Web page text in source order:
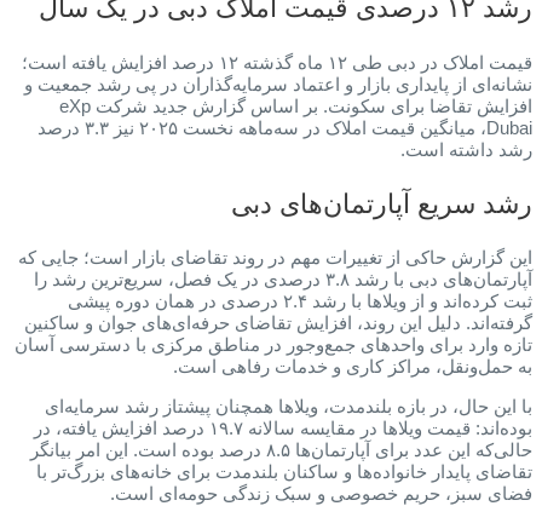
رشد ۱۲ درصدی قیمت املاک دبی در یک سال
قیمت املاک در دبی طی ۱۲ ماه گذشته ۱۲ درصد افزایش یافته است؛
نشانه‌ای از پایداری بازار و اعتماد سرمایه‌گذاران در پی رشد جمعیت و
افزایش تقاضا برای سکونت. بر اساس گزارش جدید شرکت eXp
Dubai، میانگین قیمت املاک در سه‌ماهه نخست ۲۰۲۵ نیز ۳.۳ درصد
رشد داشته است.
رشد سریع آپارتمان‌های دبی
این گزارش حاکی از تغییرات مهم در روند تقاضای بازار است؛ جایی که
آپارتمان‌های دبی با رشد ۳.۸ درصدی در یک فصل، سریع‌ترین رشد را
ثبت کرده‌اند و از ویلاها با رشد ۲.۴ درصدی در همان دوره پیشی
گرفته‌اند. دلیل این روند، افزایش تقاضای حرفه‌ای‌های جوان و ساکنین
تازه وارد برای واحدهای جمع‌وجور در مناطق مرکزی با دسترسی آسان
به حمل‌ونقل، مراکز کاری و خدمات رفاهی است.
با این حال، در بازه بلندمدت، ویلاها همچنان پیشتاز رشد سرمایه‌ای
بوده‌اند: قیمت ویلاها در مقایسه سالانه ۱۹.۷ درصد افزایش یافته، در
حالی‌که این عدد برای آپارتمان‌ها ۸.۵ درصد بوده است. این امر بیانگر
تقاضای پایدار خانواده‌ها و ساکنان بلندمدت برای خانه‌های بزرگ‌تر با
فضای سبز، حریم خصوصی و سبک زندگی حومه‌ای است.